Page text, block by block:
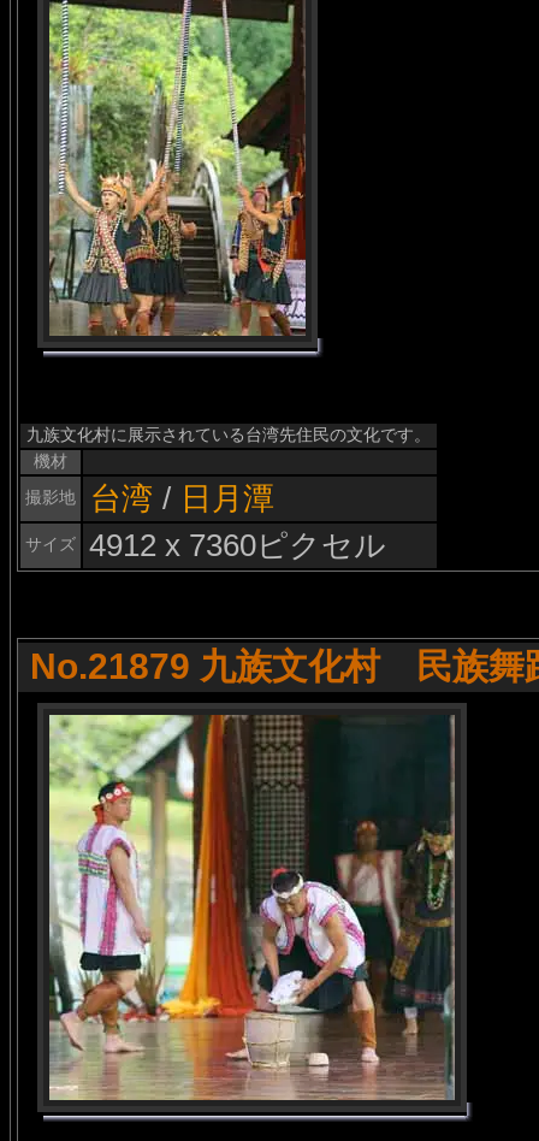
九族文化村に展示されている台湾先住民の文化です。
機材
撮影地
台湾 / 日月潭
サイズ 4912 x 7360ピクセル
No.21879 九族文化村 民族舞